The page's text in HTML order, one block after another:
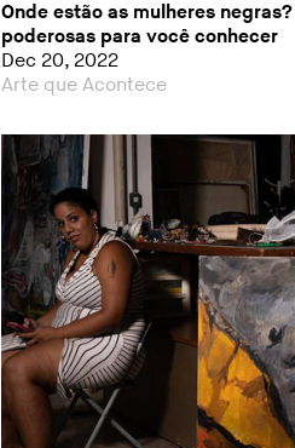
Onde estão as mulheres
poderosas para você conhecer
Dec 20, 2022
Arte que Acontece